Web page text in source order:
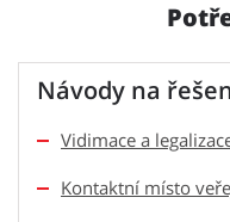
Návody na
Vidimace a
Kontaktní místo